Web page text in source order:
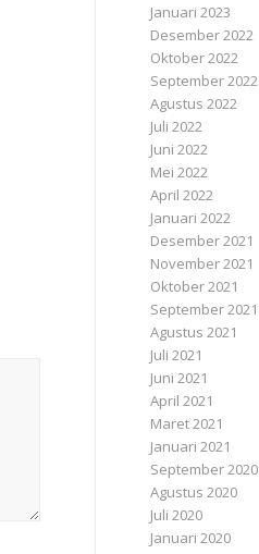
Januari 2023
Desember 2022
Oktober 2022
September 2022
Agustus 2022
Juli 2022
Juni 2022
Mei 2022
April 2022
Januari 2022
Desember 2021
November 2021
Oktober 2021
September 2021
Agustus 2021
Juli 2021
Juni 2021
April 2021
Maret 2021
Januari 2021
September 2020
Agustus 2020
Juli 2020
Januari 2020